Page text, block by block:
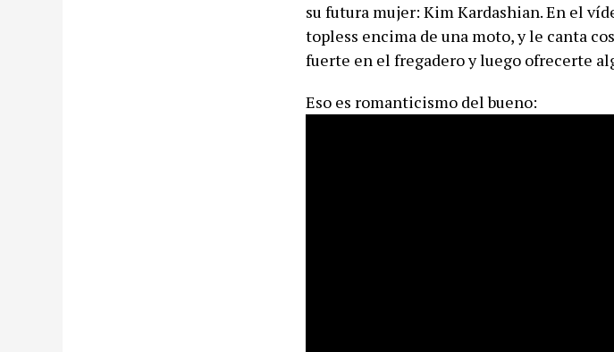
su futura mujer: Kim Kardashian. En el
topless encima de una moto, y le canta
fuerte en el fregadero y luego ofrecerte
Eso es romanticismo del bueno: